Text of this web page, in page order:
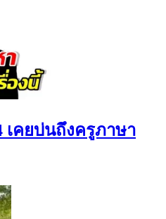
เคยบ่นถึงครูภาษา